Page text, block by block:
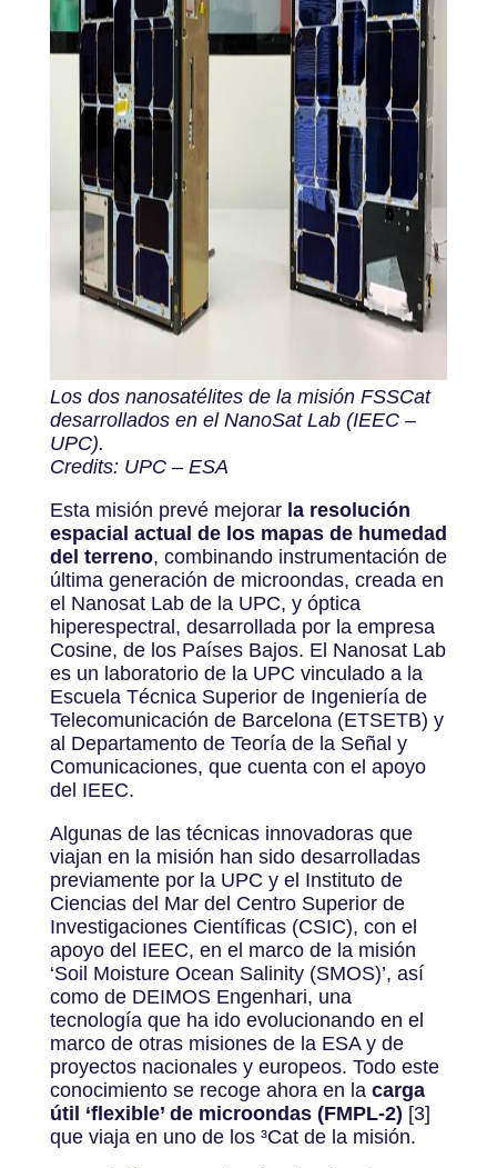
Los dos nanosatélites de la misión FSSCat
desarrollados en el NanoSat Lab (IEEC –
UPC).
Credits: UPC – ESA
Esta misión prevé mejorar la resolución
espacial actual de los mapas de humedad
del terreno, combinando instrumentación de
última generación de microondas, creada en
el Nanosat Lab de la UPC, y óptica
hiperespectral, desarrollada por la empresa
Cosine, de los Países Bajos. El Nanosat Lab
es un laboratorio de la UPC vinculado a la
Escuela Técnica Superior de Ingeniería de
Telecomunicación de Barcelona (ETSETB) y
al Departamento de Teoría de la Señal y
Comunicaciones, que cuenta con el apoyo
del IEEC.
Algunas de las técnicas innovadoras que
viajan en la misión han sido desarrolladas
previamente por la UPC y el Instituto de
Ciencias del Mar del Centro Superior de
Investigaciones Científicas (CSIC), con el
apoyo del IEEC, en el marco de la misión
‘Soil Moisture Ocean Salinity (SMOS)’, así
como de DEIMOS Engenhari, una
tecnología que ha ido evolucionando en el
marco de otras misiones de la ESA y de
proyectos nacionales y europeos. Todo este
conocimiento se recoge ahora en la carga
útil ‘flexible’ de microondas (FMPL-2) [3]
que viaja en uno de los ³Cat de la misión.